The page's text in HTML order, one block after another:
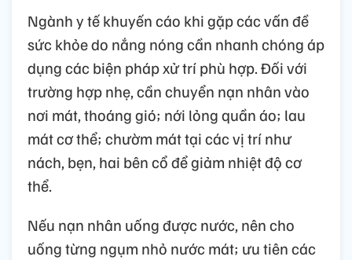
Ngành y tế khuyến cáo khi gặp các vấn đề
sức khỏe do nắng nóng cần nhanh chóng áp
dụng các biện pháp xử trí phù hợp. Đối với
trường hợp nhẹ, cần chuyển nạn nhân vào
nơi mát, thoáng gió; nới lỏng quần áo; lau
mát cơ thể; chườm mát tại các vị trí như
nách, bẹn, hai bên cổ để giảm nhiệt độ cơ
thể.
Nếu nạn nhân uống được nước, nên cho
uống từng ngụm nhỏ nước mát; ưu tiên các